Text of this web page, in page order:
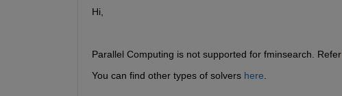
Hi,
Parallel Computing is not supported for fminsearch. Refer
You can find other types of solvers here.